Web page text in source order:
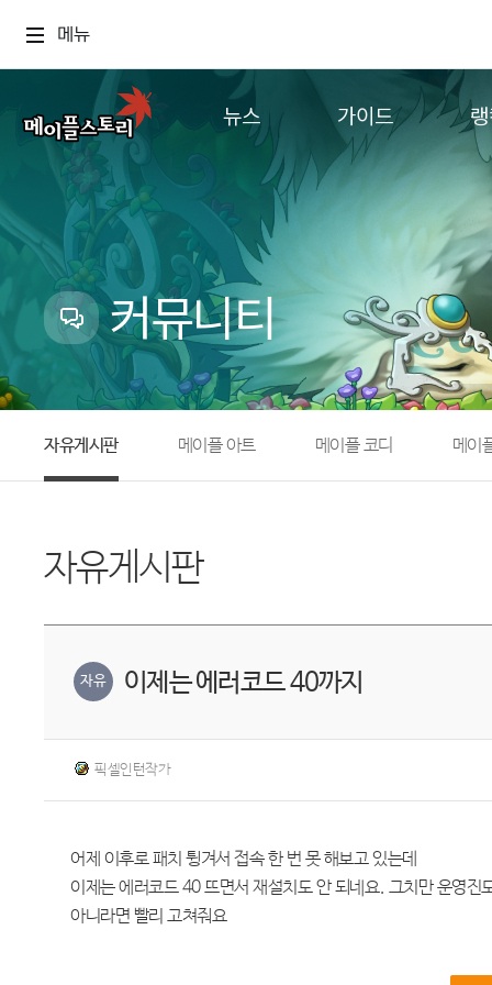
메뉴
뉴스
업데이트
이벤트
캐시샵 공지
메이플 알림판
with maple
가이드
추가정보
컨텐
커뮤니티
자유게시판 메이플 아트 메이플 코디 메이
자유게시판
자유 이제는 에러코드 40까지
픽셀인턴작가
어제 이후로 패치 튕겨서 접속 한 번 못 해보고 있는데
이제는 에러코드 40 뜨면서 재설치도 안 되네요. 그치만 운영진
아니라면 빨리 고쳐줘요